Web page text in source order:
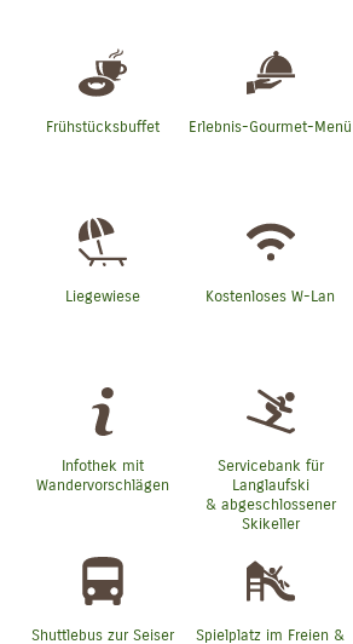
Frühstücksbuffet Erlebnis-Gourmet-Menü
Liegewiese Kostenloses W-Lan
Infothek mit
Wandervorschlägen
Servicebank für
Langlaufski
& abgeschlossener
Skikeller
Shuttlebus zur Seiser
Spielplatz im Freien &